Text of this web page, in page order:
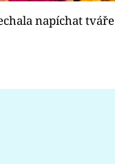
napíchat tváře